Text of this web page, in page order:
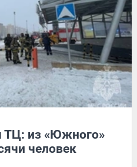
ТЦ: из «Южного»
человек